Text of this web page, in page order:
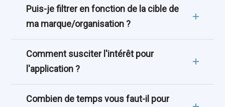
Puis-je filtrer en fonction de la cible de
ma marque/organisation ?
Comment susciter l'intérêt pour
l'application ?
Combien de temps vous faut-il pour